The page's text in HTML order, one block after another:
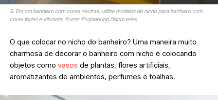
9. Em um banheiro com cores neutras, utilize modelos de nicho para banheiro com
cores fortes e vibrante. Fonte: Engineering Discoveries
O que colocar no nicho do banheiro? Uma maneira muito
charmosa de decorar o banheiro com nicho é colocando
objetos como vasos de plantas, flores artificiais,
aromatizantes de ambientes, perfumes e toalhas.